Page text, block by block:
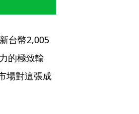
台幣2,005
的極致輸
場對這張成